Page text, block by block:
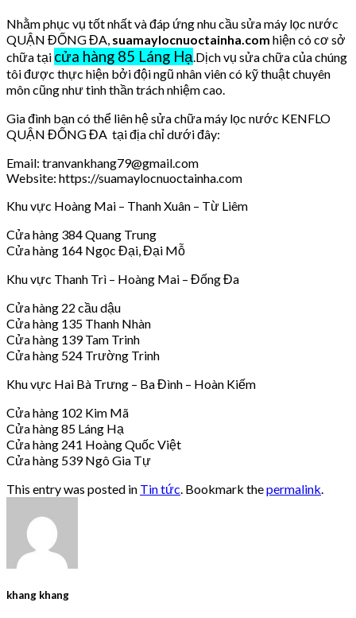
Nhằm phục vụ tốt nhất và đáp ứng nhu cầu sửa máy lọc nước
QUẬN ĐỐNG ĐA, suamaylocnuoctainha.com hiện có cơ sở
chữa tại cửa hàng 85 Láng Hạ .Dịch vụ sửa chữa của chúng
tôi được thực hiện bởi đội ngũ nhân viên có kỹ thuật chuyên
môn cũng như tinh thần trách nhiệm cao.
Gia đình bạn có thể liên hệ sửa chữa máy lọc nước KENFLO
QUẬN ĐỐNG ĐA tại địa chỉ dưới đây:
Email: tranvankhang79@gmail.com
Website: https://suamaylocnuoctainha.com
Khu vực Hoàng Mai – Thanh Xuân – Từ Liêm
Cửa hàng 384 Quang Trung
Cửa hàng 164 Ngọc Đại, Đại Mỗ
Khu vực Thanh Trì – Hoàng Mai – Đống Đa
Cửa hàng 22 cầu dậu
Cửa hàng 135 Thanh Nhàn
Cửa hàng 139 Tam Trinh
Cửa hàng 524 Trường Trinh
Khu vực Hai Bà Trưng – Ba Đình – Hoàn Kiếm
Cửa hàng 102 Kim Mã
Cửa hàng 85 Láng Hạ
Cửa hàng 241 Hoàng Quốc Việt
Cửa hàng 539 Ngô Gia Tự
This entry was posted in Tin tức . Bookmark thepermalink
khang khang